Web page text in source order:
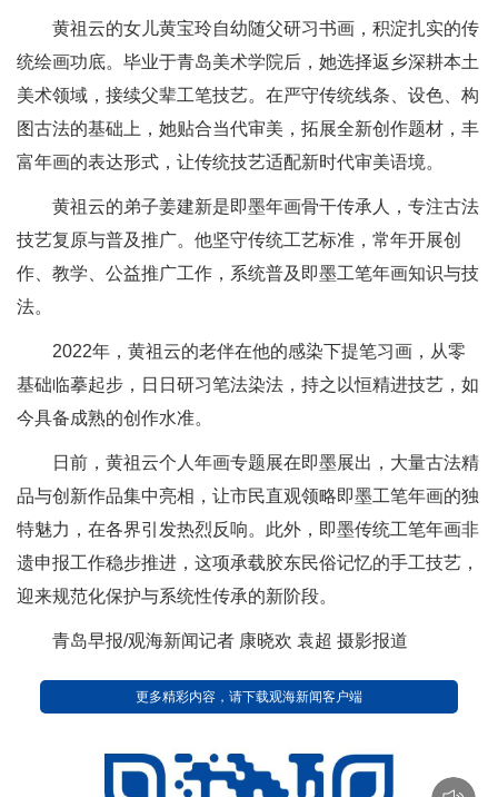
黄祖云的女儿黄宝玲自幼随父研习书画，积淀扎实的传
统绘画功底。毕业于青岛美术学院后，她选择返乡深耕本土
美术领域，接续父辈工笔技艺。在严守传统线条、设色、构
图古法的基础上，她贴合当代审美，拓展全新创作题材，丰
富年画的表达形式，让传统技艺适配新时代审美语境。
黄祖云的弟子姜建新是即墨年画骨干传承人，专注古法
技艺复原与普及推广。他坚守传统工艺标准，常年开展创
作、教学、公益推广工作，系统普及即墨工笔年画知识与技
法。
2022年，黄祖云的老伴在他的感染下提笔习画，从零
基础临摹起步，日日研习笔法染法，持之以恒精进技艺，如
今具备成熟的创作水准。
日前，黄祖云个人年画专题展在即墨展出，大量古法精
品与创新作品集中亮相，让市民直观领略即墨工笔年画的独
特魅力，在各界引发热烈反响。此外，即墨传统工笔年画非
遗申报工作稳步推进，这项承载胶东民俗记忆的手工技艺，
迎来规范化保护与系统性传承的新阶段。
青岛早报/观海新闻记者 康晓欢 袁超 摄影报道
更多精彩内容，请下载观海新闻客户端